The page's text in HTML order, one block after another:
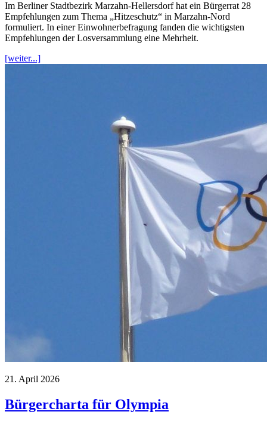
Im Berliner Stadtbezirk Marzahn-Hellersdorf hat ein Bürgerrat 28
Empfehlungen zum Thema „Hitzeschutz“ in Marzahn-Nord
formuliert. In einer Einwohnerbefragung fanden die wichtigsten
Empfehlungen der Losversammlung eine Mehrheit.
[weiter...]
21. April 2026
Bürgercharta für Olympia